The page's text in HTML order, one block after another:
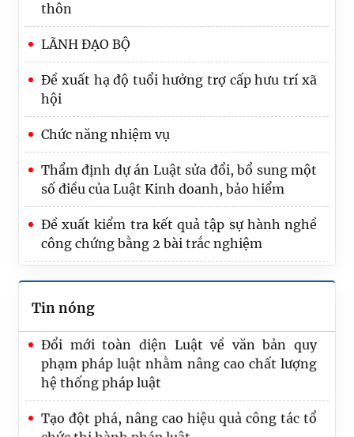
thôn
LÃNH ĐẠO BỘ
Đề xuất hạ độ tuổi hưởng trợ cấp hưu trí xã
hội
Chức năng nhiệm vụ
Thẩm định dự án Luật sửa đổi, bổ sung một
số điều của Luật Kinh doanh, bảo hiểm
Đề xuất kiểm tra kết quả tập sự hành nghề
công chứng bằng 2 bài trắc nghiệm
Tin nóng
Tổng rà soát là nhiệm vụ trọng tâm, quan
trọng nhất của Bộ Tư pháp trong 6 tháng
cuối năm
Trình Quốc hội dự án Luật Phát triển đô thị
Đổi mới toàn diện Luật về văn bản quy
phạm pháp luật nhằm nâng cao chất lượng
hệ thống pháp luật
Tạo đột phá, nâng cao hiệu quả công tác tổ
chức thi hành pháp luật